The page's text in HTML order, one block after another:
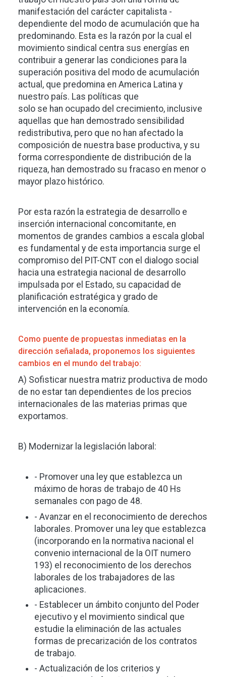
manifestación del carácter capitalista -
dependiente del modo de acumulación que ha
predominando. Esta es la razón por la cual el
movimiento sindical centra sus energías en
contribuir a generar las condiciones para la
superación positiva del modo de acumulación
actual, que predomina en America Latina y
nuestro país. Las políticas que
solo se han ocupado del crecimiento, inclusive
aquellas que han demostrado sensibilidad
redistributiva, pero que no han afectado la
composición de nuestra base productiva, y su
forma correspondiente de distribución de la
riqueza, han demostrado su fracaso en menor o
mayor plazo histórico.
Por esta razón la estrategia de desarrollo e
inserción internacional concomitante, en
momentos de grandes cambios a escala global
es fundamental y de esta importancia surge el
compromiso del PIT-CNT con el dialogo social
hacia una estrategia nacional de desarrollo
impulsada por el Estado, su capacidad de
planificación estratégica y grado de
intervención en la economía.
Como puente de propuestas inmediatas en la
dirección señalada, proponemos los siguientes
cambios en el mundo del trabajo:
A) Sofisticar nuestra matriz productiva de modo
de no estar tan dependientes de los precios
internacionales de las materias primas que
exportamos.
B) Modernizar la legislación laboral:
- Promover una ley que establezca un
máximo de horas de trabajo de 40 Hs
semanales con pago de 48.
- Avanzar en el reconocimiento de derechos
laborales. Promover una ley que establezca
(incorporando en la normativa nacional el
convenio internacional de la OIT numero
193) el reconocimiento de los derechos
laborales de los trabajadores de las
aplicaciones.
- Establecer un ámbito conjunto del Poder
ejecutivo y el movimiento sindical que
estudie la eliminación de las actuales
formas de precarización de los contratos
de trabajo.
- Actualización de los criterios y